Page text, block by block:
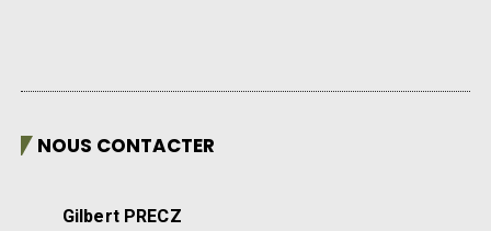
NOUS CONTACTER
Gilbert PRECZ